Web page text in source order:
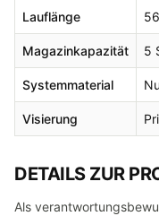
Lauflänge
Magazinkapazität 5
Systemmaterial
Visierung
DETAILS ZUR
Als